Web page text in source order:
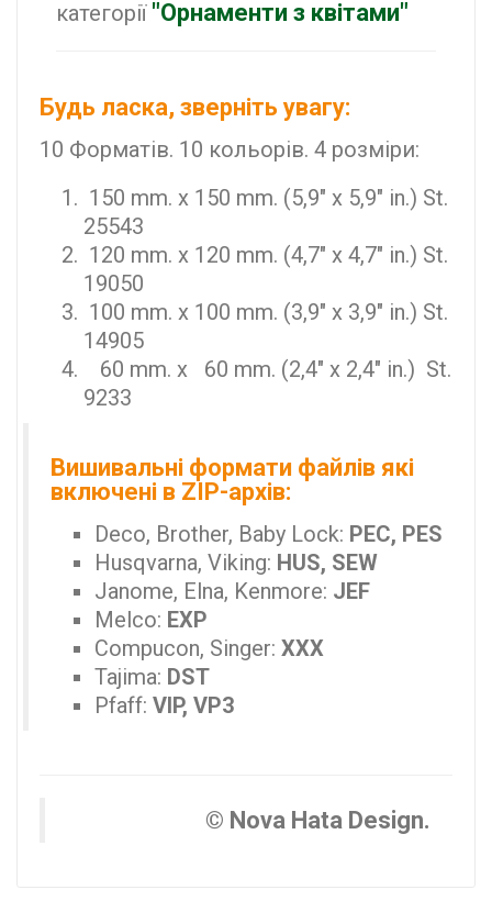
категорії "Орнаменти з квітами"
Будь ласка, зверніть увагу:
10 Форматів. 10 кольорів. 4 розміри:
150 mm. x 150 mm. (5,9" x 5,9" in.) St.
25543
120 mm. x 120 mm. (4,7" x 4,7" in.) St.
19050
100 mm. x 100 mm. (3,9" x 3,9" in.) St.
14905
60 mm. x 60 mm. (2,4" x 2,4" in.) St.
9233
Вишивальні формати файлів які
включені в ZIP-архів:
Deco, Brother, Baby Lock: PEC, PES
Husqvarna, Viking: HUS, SEW
Janome, Elna, Kenmore: JEF
Melco: EXP
Compucon, Singer: XXX
Tajima: DST
Pfaff: VIP, VP3
© Nova Hata Design.